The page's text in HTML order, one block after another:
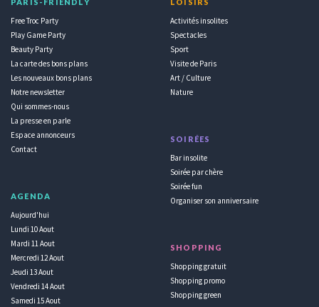
PARIS-FRIENDLY
Free Troc Party
Play Game Party
Beauty Party
La carte des bons plans
Les nouveaux bons plans
Notre newsletter
Qui sommes-nous
La presse en parle
Espace annonceurs
Contact
AGENDA
Aujourd'hui
Lundi 10 Aout
Mardi 11 Aout
Mercredi 12 Aout
Jeudi 13 Aout
Vendredi 14 Aout
Samedi 15 Aout
LOISIRS
Activités insolites
Spectacles
Sport
Visite de Paris
Art / Culture
Nature
SOIRÉES
Bar insolite
Soirée par chère
Soirée fun
Organiser son anniversaire
SHOPPING
Shopping gratuit
Shopping promo
Shopping green